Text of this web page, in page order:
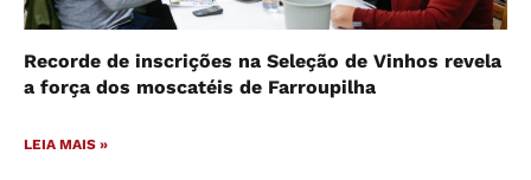
Recorde de inscrições na Seleção de Vinhos revela
a força dos moscatéis de Farroupilha
LEIA MAIS »